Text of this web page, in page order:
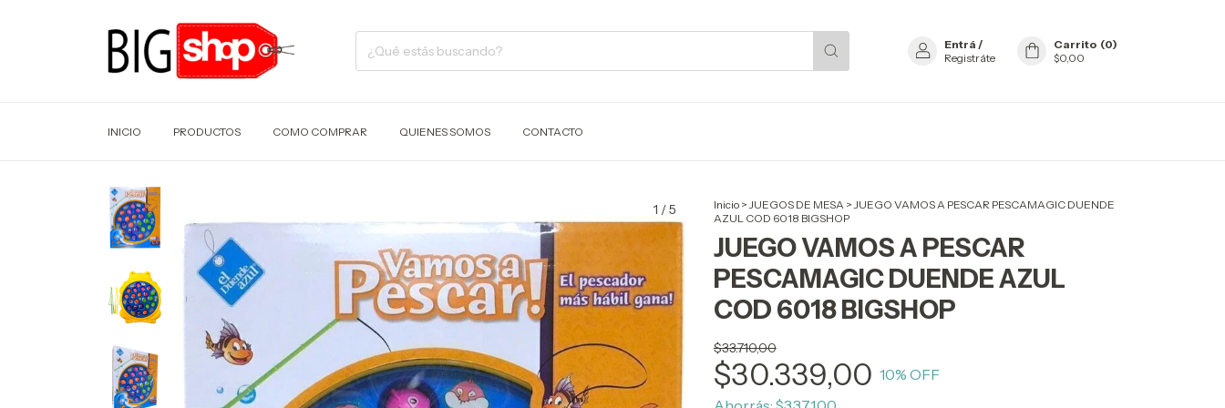
Entrá /
Registráte
Carrito (0)
$0,00
INICIO PRODUCTOS COMO COMPRAR QUIENES SOMOS CONTACTO
1 /5 Inicio > JUEGOS DE MESA > JUEGO VAMOS A PESCAR PESCAMAGIC DUENDE
AZUL COD 6018 BIGSHOP
JUEGO VAMOS A PESCAR
PESCAMAGIC DUENDE AZUL
COD 6018 BIGSHOP
$33.710,00
$30.339,00 10% OFF